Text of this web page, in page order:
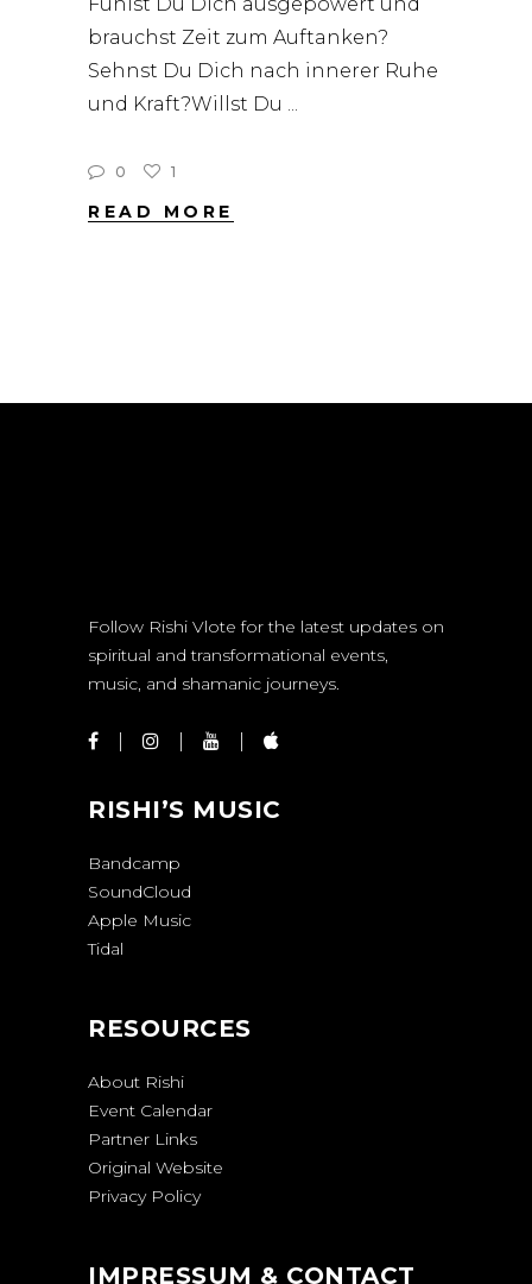
brauchst Zeit zum Auftanken?
Sehnst Du Dich nach innerer Ruhe
und Kraft?Willst Du
0 1
READ MORE
Follow Rishi Vlote for the latest updates on
spiritual and transformational events,
music, and shamanic journeys.
RISHI’S MUSIC
Bandcamp
SoundCloud
Apple Music
Tidal
RESOURCES
About Rishi
Event Calendar
Partner Links
Original Website
Privacy Policy
IMPRESSUM & CONTACT